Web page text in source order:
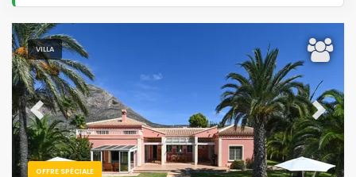
VILLA
OFFRE SPÉCIALE
Previous Next